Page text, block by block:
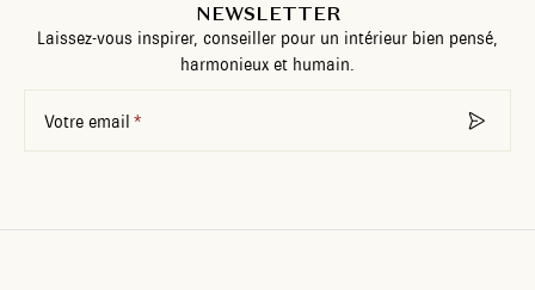
NEWSLETTER
Laissez-vous inspirer, conseiller pour un intérieur bien pensé,
harmonieux et humain.
Votre email